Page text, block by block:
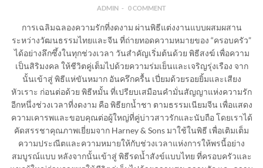
ADMIN 0 COMMENT
การเฉลิมฉลองความรักที่งดงาม ผ่านพิธีแต่งงานแบบผสมผสาน
ระหว่างวัฒนธรรมไทยและจีน ที่ถ่ายทอดความหมายของ “ครอบครัว”
ได้อย่างลึกซึ้งในทุกช่วงเวลา วันสำคัญเริ่มต้นด้วย พิธีสงฆ์ เพื่อความ
เป็นสิริมงคล ให้ชีวิตคู่เต็มไปด้วยความร่มเย็นและเจริญรุ่งเรือง จาก
นั้นเข้าสู่ พิธีแห่ขันหมาก อันครึกครื้น เปี่ยมด้วยรอยยิ้มและเสียง
หัวเราะ ก่อนต่อด้วย พิธีหมั้น ที่เปรียบเสมือนคำมั่นสัญญาแห่งความรัก
อีกหนึ่งช่วงเวลาที่งดงาม คือ พิธียกน้ำชา ตามธรรมเนียมจีน เพื่อแสดง
ความเคารพและขอบคุณต่อผู้ใหญ่ที่คู่บ่าวสาวรักและนับถือ โดยเราได้
คัดสรรชาคุณภาพเยี่ยมจาก Harney & Sons มาใช้ในพิธี เพื่อเติมเต็ม
ความประณีตและความหมายให้กับช่วงเวลาแห่งการให้พรนี้อย่าง
สมบูรณ์แบบ หลังจากนั้นเข้าสู่ พิธีรดน้ำสังข์แบบไทย ที่ครอบครัวและ